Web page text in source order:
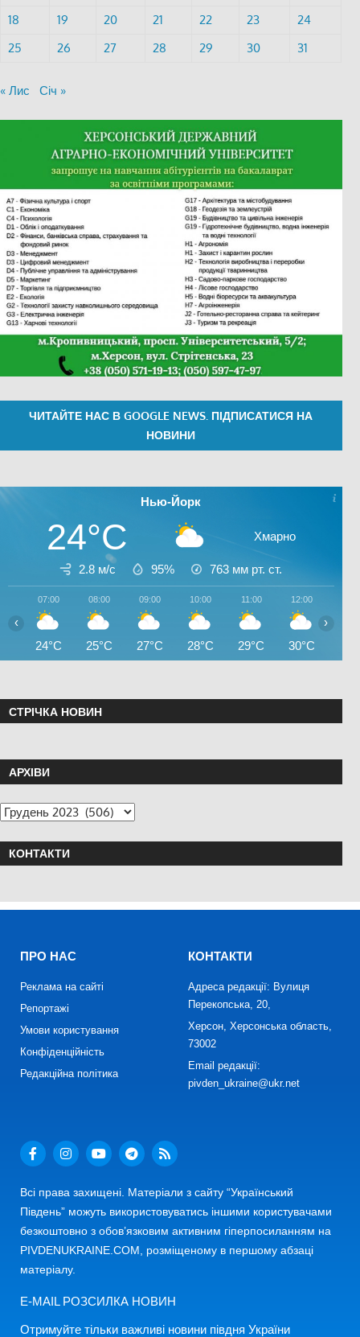
18
19 20 21 22 23
24
25
26 27 28 29 30 31
« Лис Січ »
ЧИТАЙТЕ НАС В GOOGLE NEWS. ПІДПИСАТИСЯ НА
НОВИНИ
Нью-Йорк
24°C Хмарно
2.8 м/с 95% 763 мм рт. ст.
07:00
24°C
08:00
25°C
09:00
27°C
10:00
28°C
11:00
29°C
12:00
30°C
‹ ›
СТРІЧКА НОВИН
АРХІВИ
КОНТАКТИ
ПРО НАС
Реклама на сайті
Репортажі
Умови користування
Конфіденційність
Редакційна політика
КОНТАКТИ
Адреса редакції: Вулиця
Перекопська, 20,
Херсон, Херсонська область,
73002
Email редакції:
pivden_ukraine@ukr.net
Всі права захищені. Матеріали з сайту “Український
Південь” можуть використовуватись іншими користувачами
безкоштовно з обов’язковим активним гіперпосиланням на
PIVDENUKRAINE.COM, розміщеному в першому абзаці
матеріалу.
E-MAIL РОЗСИЛКА НОВИН
Отримуйте тільки важливі новини півдня України